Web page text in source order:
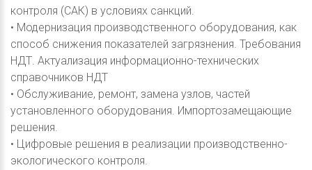
контроля (САК) в условиях санкций.
• Модернизация производственного оборудования, как
способ снижения показателей загрязнения. Требования
НДТ. Актуализация информационно-технических
справочников НДТ
• Обслуживание, ремонт, замена узлов, частей
установленного оборудования. Импортозамещающие
решения.
• Цифровые решения в реализации производственно-
экологического контроля.